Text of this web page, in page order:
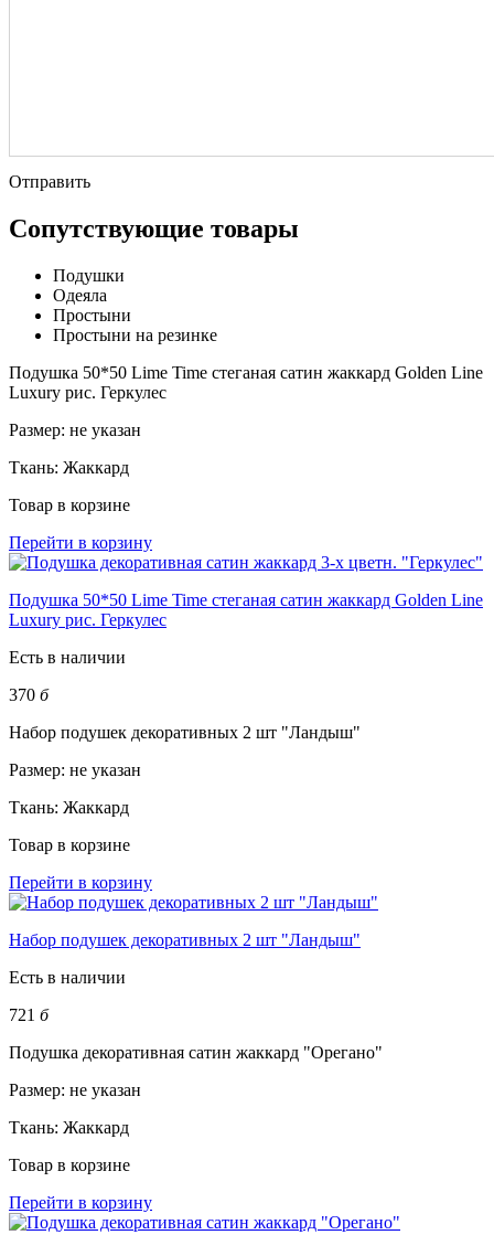
Отправить
Сопутствующие товары
Подушки
Одеяла
Простыни
Простыни на резинке
Подушка 50*50 Lime Time стеганая сатин жаккард Golden Line
Luxury рис. Геркулес
Размер: не указан
Ткань: Жаккард
Товар в корзине
Перейти в корзину
Подушка 50*50 Lime Time стеганая сатин жаккард Golden Line
Luxury рис. Геркулес
Есть в наличии
370 б
Набор подушек декоративных 2 шт "Ландыш"
Размер: не указан
Ткань: Жаккард
Товар в корзине
Перейти в корзину
Набор подушек декоративных 2 шт "Ландыш"
Есть в наличии
721 б
Подушка декоративная сатин жаккард "Орегано"
Размер: не указан
Ткань: Жаккард
Товар в корзине
Перейти в корзину